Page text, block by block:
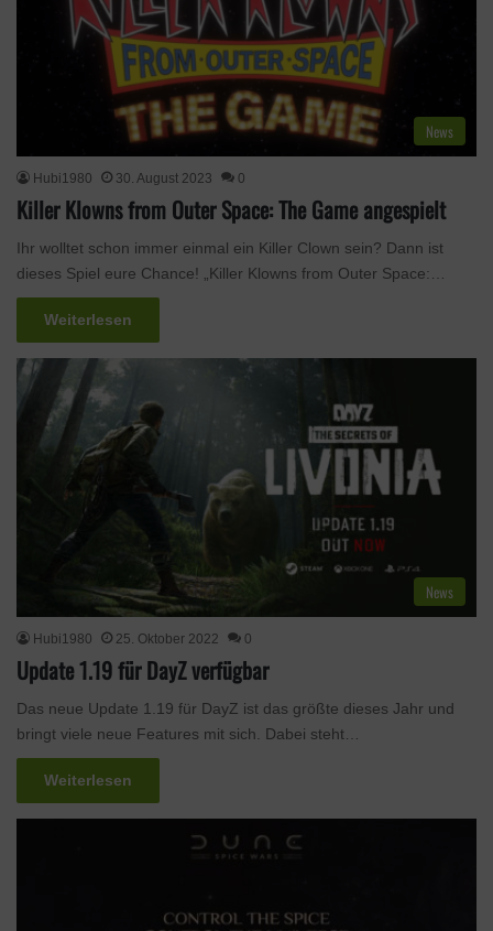
News
Hubi1980 30. August 2023 0
Killer Klowns from Outer Space: The Game angespielt
Ihr wolltet schon immer einmal ein Killer Clown sein? Dann ist
dieses Spiel eure Chance! „Killer Klowns from Outer Space:…
Weiterlesen
News
Hubi1980 25. Oktober 2022 0
Update 1.19 für DayZ verfügbar
Das neue Update 1.19 für DayZ ist das größte dieses Jahr und
bringt viele neue Features mit sich. Dabei steht…
Weiterlesen